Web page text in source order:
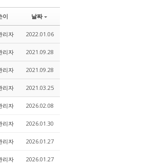
이 날짜
리자 2022.01.06
리자 2021.09.28
리자 2021.09.28
리자 2021.03.25
리자 2026.02.08
리자 2026.01.30
리자 2026.01.27
리자 2026.01.27